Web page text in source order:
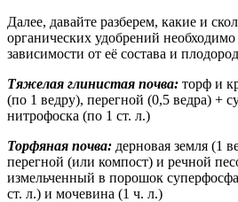
Далее, давайте разберем, какие и
органических удобрений необходимо
зависимости от её состава и
Тяжелая глинистая почва: торф и
(по 1 ведру), перегной (0,5 ведра) +
нитрофоска (по 1 ст. л.)
Торфяная почва: дерновая земля (1
перегной (или компост) и речной
измельченный в порошок
ст. л.) и мочевина (1 ч. л.)